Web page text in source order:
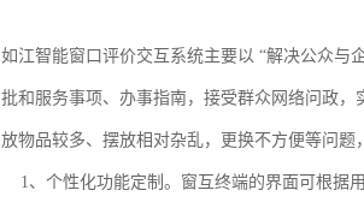
如江智能窗口评价交互系统主要以 “解决公众与
批和服务事项、办事指南，接受群众网络问政，
放物品较多、摆放相对杂乱，更换不方便等问题
1、个性化功能定制。窗互终端的界面可根据